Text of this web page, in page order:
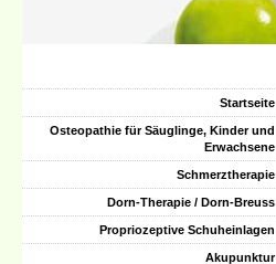
Startseite
Osteopathie für Säuglinge, Kinder und
Erwachsene
Schmerztherapie
Dorn-Therapie / Dorn-Breuss
Propriozeptive Schuheinlagen
Akupunktur